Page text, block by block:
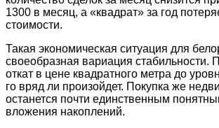
1300 в месяц, а «квадрат» за год
стоимости.
Такая экономическая ситуация для
своеобразная вариация стабильности.
откат в цене квадратного метра до
го вряд ли произойдет. Покупка же
останется почти единственным
вложения накоплений.